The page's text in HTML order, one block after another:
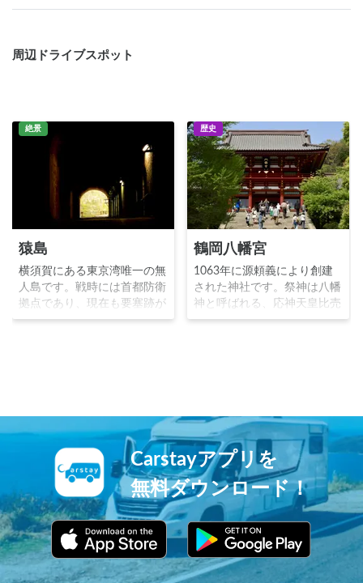
周辺ドライブスポット
絶景
猿島
横須賀にある東京湾唯一の無
人島です。戦時には首都防衛
拠点であり、現在も要塞跡が
残っています。猿は生息して
す。
歴史
鶴岡八幡宮
1063年に源頼義により創建
された神社です。祭神は八幡
神と呼ばれる、応神天皇比売
神神功皇后です。源頼朝の開
て、人々の心の拠り所となっ
ています。
Carstayアプリを
無料ダウンロード！